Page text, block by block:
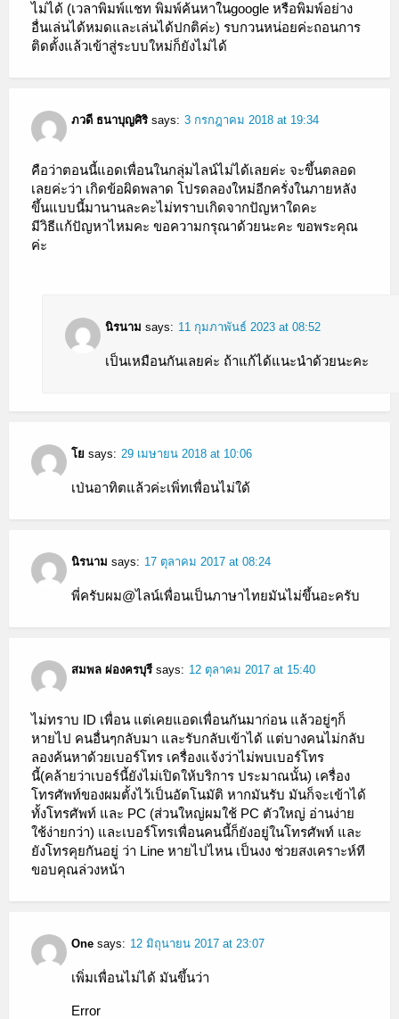
ไม่ได้ (เวลาพิมพ์แชท พิมพ์ค้นหาในgoogle หรือพิมพ์อย่าง
อื่นเล่นได้หมดและเล่นได้ปกติค่ะ) รบกวนหน่อยค่ะถอนการ
ติดตั้งแล้วเข้าสู่ระบบใหม่ก็ยังไม่ได้
ภวดี ธนาบุญศิริ says: 3 กรกฎาคม 2018 at 19:34
คือว่าตอนนี้แอดเพื่อนในกลุ่มไลน์ไม่ได้เลยค่ะ​ จะขึ้นตลอด
เลยค่ะว่า​ เกิดข้อผิดพลาด​ โปรดลองใหม่อีกครั่งในภายหลัง​
ขึ้นแบบนี้มานานละคะ​ไม่ทราบเกิดจากปัญหาใดคะ
มีวิธีแก้ปัญหาไหมคะ​ ขอความกรุณาด้วยนะคะ​ ขอพระคุณ
ค่ะ
นิรนาม says: 11 กุมภาพันธ์ 2023 at 08:52
เป็นเหมือนกันเลยค่ะ ถ้าแก้ได้แนะนำด้วยนะคะ
โย says: 29 เมษายน 2018 at 10:06
เป่นอาทิตแล้วค่ะเพิ่ทเพื่อนไม่ใด้
นิรนาม says: 17 ตุลาคม 2017 at 08:24
พี่ครับผม@ไลน์เพื่อนเป็นภาษาไทยมันไม่ขึ้นอะครับ
สมพล ผ่องครบุรี says: 12 ตุลาคม 2017 at 15:40
ไม่ทราบ ID เพื่อน แต่เคยแอดเพื่อนกันมาก่อน แล้วอยู่ๆก็
หายไป คนอื่นๆกลับมา และรับกลับเข้าได้ แต่บางคนไม่กลับ
ลองค้นหาด้วยเบอร์โทร เครื่องแจ้งว่าไม่พบเบอร์โทร
นี้(คล้ายว่าเบอร์นี้ยังไม่เปิดให้บริการ ประมาณนั้น) เครื่อง
โทรศัพท์ของผมตั้งไว้เป็นอัตโนมัติ หากมันรับ มันก็จะเข้าได้
ทั้งโทรศัพท์ และ PC (ส่วนใหญ่ผมใช้ PC ตัวใหญ่ อ่านง่าย
ใช้ง่ายกว่า) และเบอร์โทรเพื่อนคนนี้ก็ยังอยู่ในโทรศัพท์ และ
ยังโทรคุยกันอยู่ ว่า Line หายไปไหน เป็นงง ช่วยสงเคราะห์ที
ขอบคุณล่วงหน้า
One says: 12 มิถุนายน 2017 at 23:07
เพิ่มเพื่อนไม่ได้ มันขึ้นว่า
Error